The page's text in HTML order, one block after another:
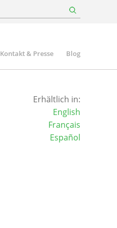
Kontakt & Presse Blog
Erhältlich in:
English
Français
Español